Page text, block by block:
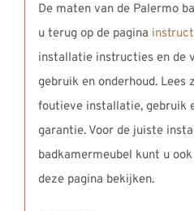
De maten van de Palermo
u terug op de pagina
installatie instructies en de
gebruik en onderhoud. Lees
foutieve installatie, gebruik
garantie. Voor de juiste
badkamermeubel kunt u
deze pagina bekijken.